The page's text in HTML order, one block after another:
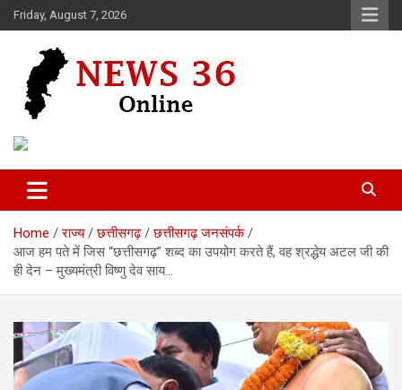
Skip
to
Friday, August 7, 2026
News 36
Home राज्य छत्तीसगढ़
छत्तीसगढ़ जनसंपर्क
आज हम पते में जिस “छत्तीसगढ़” शब्द का उपयोग करते हैं, वह श्रद्धेय अटल जी की
ही देन – मुख्यमंत्री विष्णु देव साय…